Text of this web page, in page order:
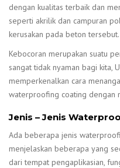
dengan kualitas terbaik dan
seperti akrilik dan campuran
kerusakan pada beton tersebut.
Kebocoran merupakan suatu
sangat tidak nyaman bagi kita,
memperkenalkan cara
waterproofing coating dengan
Jenis – Jenis
Ada beberapa jenis
menjelaskan beberapa yang
dari tempat pengaplikasian,